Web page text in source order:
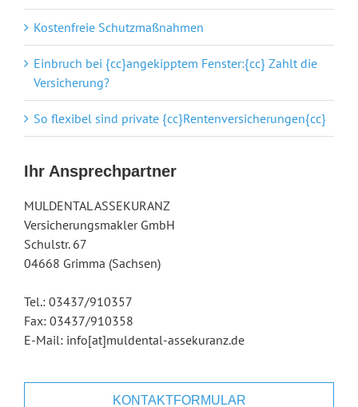
Kostenfreie Schutzmaßnahmen
Einbruch bei {cc}angekipptem Fenster:{cc} Zahlt die
Versicherung?
So flexibel sind private {cc}Rentenversicherungen{cc}
Ihr Ansprechpartner
MULDENTAL ASSEKURANZ
Versicherungsmakler GmbH
Schulstr. 67
04668 Grimma (Sachsen)
Tel.: 03437/910357
Fax: 03437/910358
E-Mail: info[at]muldental-assekuranz.de
KONTAKTFORMULAR